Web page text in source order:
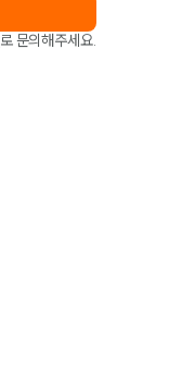
로 문의해주세요.